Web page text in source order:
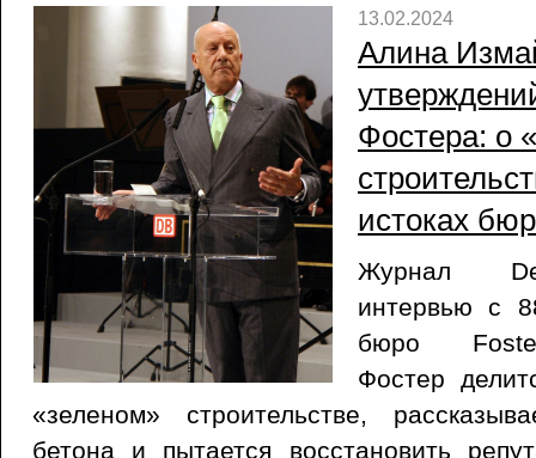
13.02.2024
Алина
Фостера: о
истоках
Журнал
интервью с
бюро
Фостер
«зеленом» строительстве,
бетона и пытается восстановить